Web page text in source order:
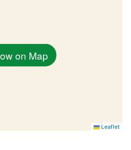
on Map
Leaflet